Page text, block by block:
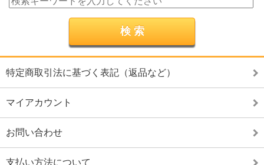
特定商取引法に基づく表記（返品など）
マイアカウント
お問い合わせ
支払い方法について